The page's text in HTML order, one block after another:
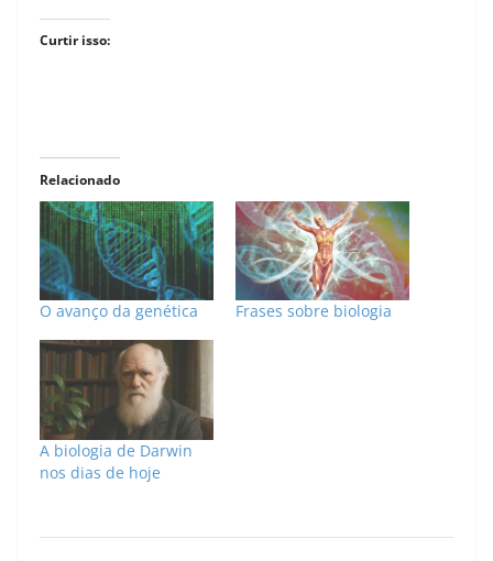
Curtir isso:
Relacionado
O avanço da genética Frases sobre biologia
A biologia de Darwin
nos dias de hoje